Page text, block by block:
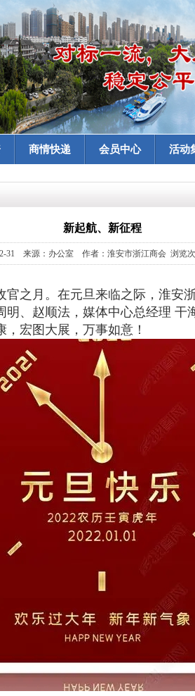
商情快递 会员中心 活动
新起航、新征程
31 来源：办公室 作者：淮安市浙江商会 浏览次
官之月。在元旦来临之际，淮安
、赵顺法，媒体中心总经理
宏图大展，万事如意！